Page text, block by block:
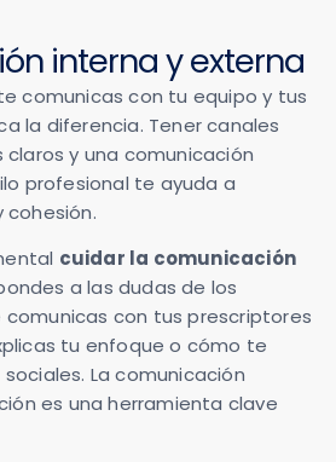
interna y externa
comunicas con tu equipo y tus
la diferencia. Tener canales
y una comunicación
profesional te ayuda a
cohesión.
cuidar la comunicación
a las dudas de los
con tus prescriptores
tu enfoque o cómo te
La comunicación
es una herramienta clave